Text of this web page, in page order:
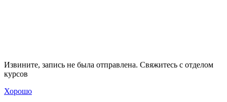
Извините, запись не была отправлена. Свяжитесь с отделом
курсов
Хорошо